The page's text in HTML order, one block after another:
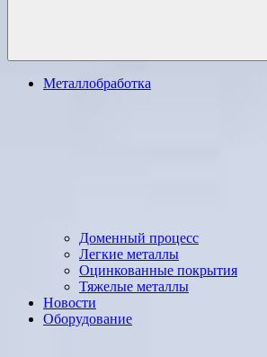
Металлобработка
Доменный процесс
Легкие металлы
Оцинкованные покрытия
Тяжелые металлы
Новости
Оборудование